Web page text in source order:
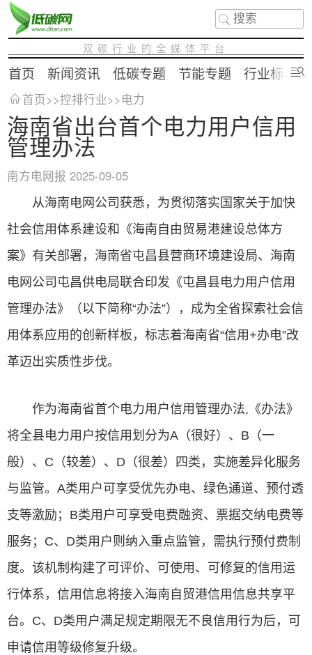
双碳行业的全媒体平台
首页 新闻资讯 低碳专题 节能专题 行业标准
首页>>控排行业>>电力
海南省出台首个电力用户信用
管理办法
南方电网报 2025-09-05
从海南电网公司获悉，为贯彻落实国家关于加快
社会信用体系建设和《海南自由贸易港建设总体方
案》有关部署，海南省屯昌县营商环境建设局、海南
电网公司屯昌供电局联合印发《屯昌县电力用户信用
管理办法》（以下简称“办法”），成为全省探索社会信
用体系应用的创新样板，标志着海南省“信用+办电”改
革迈出实质性步伐。
作为海南省首个电力用户信用管理办法,《办法》
将全县电力用户按信用划分为A（很好）、B（一
般）、C（较差）、D（很差）四类，实施差异化服务
与监管。A类用户可享受优先办电、绿色通道、预付透
支等激励；B类用户可享受电费融资、票据交纳电费等
服务；C、D类用户则纳入重点监管，需执行预付费制
度。该机制构建了可评价、可使用、可修复的信用运
行体系，信用信息将接入海南自贸港信用信息共享平
台。C、D类用户满足规定期限无不良信用行为后，可
申请信用等级修复升级。